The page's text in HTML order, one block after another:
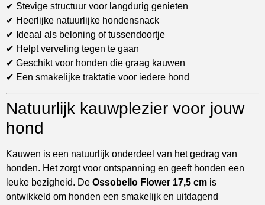
✔ Stevige structuur voor langdurig genieten
✔ Heerlijke natuurlijke hondensnack
✔ Ideaal als beloning of tussendoortje
✔ Helpt verveling tegen te gaan
✔ Geschikt voor honden die graag kauwen
✔ Een smakelijke traktatie voor iedere hond
Natuurlijk kauwplezier voor jouw
hond
Kauwen is een natuurlijk onderdeel van het gedrag van
honden. Het zorgt voor ontspanning en geeft honden een
leuke bezigheid. De Ossobello Flower 17,5 cm is
ontwikkeld om honden een smakelijk en uitdagend